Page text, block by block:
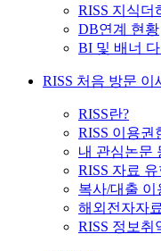
RISS 지식더
DB연계 현황
BI 및 배너
RISS 처음 방문 이
RISS란?
RISS 이용권
내 관심논문
RISS 자료
복사/대출 이
해외전자자
RISS 정보취